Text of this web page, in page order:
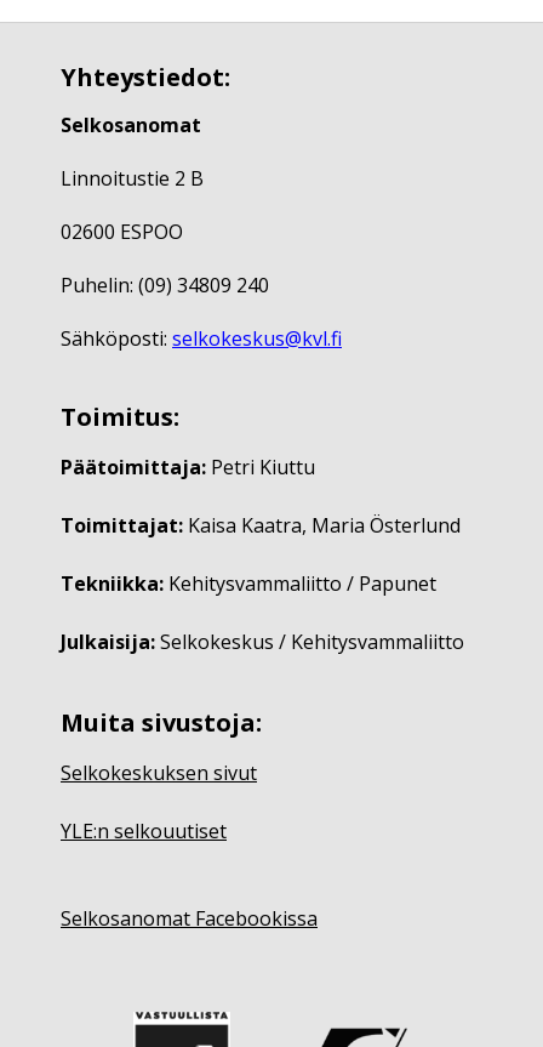
Yhteystiedot:
Selkosanomat
Linnoitustie 2 B
02600 ESPOO
Puhelin: (09) 34809 240
Sähköposti: selkokeskus@kvl.fi
Toimitus:
Päätoimittaja: Petri Kiuttu
Toimittajat: Kaisa Kaatra, Maria Österlund
Tekniikka: Kehitysvammaliitto / Papunet
Julkaisija:Selkokeskus / Kehitysvammaliitto
Muita sivustoja:
Selkokeskuksen sivut
YLE:n selkouutiset
Selkosanomat Facebookissa